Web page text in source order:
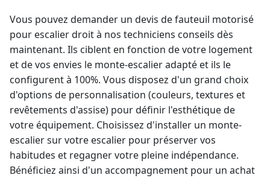
Vous pouvez demander un devis de fauteuil motorisé
pour escalier droit à nos techniciens conseils dès
maintenant. Ils ciblent en fonction de votre logement
et de vos envies le monte-escalieradapté et ils le
configurent à 100%. Vous disposez d'un grand choix
d'options de personnalisation (couleurs, textures et
revêtements d'assise) pour définir l'esthétique de
votre équipement. Choisissez d'installer un monte-
escalier sur votre escalier pour préserver vos
habitudes et regagner votre pleine indépendance.
Bénéficiez ainsi d'un accompagnement pour un achat